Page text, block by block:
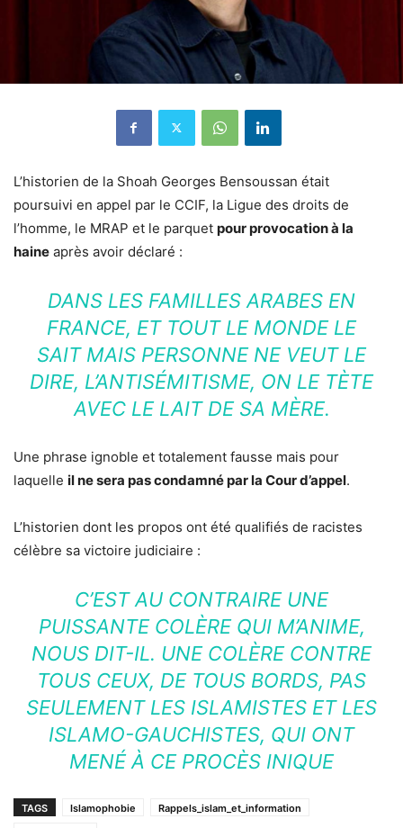
L’historien de la Shoah Georges Bensoussan était
poursuivi en appel par le CCIF, la Ligue des droits de
l’homme, le MRAP et le parquet pour provocation à la
haine après avoir déclaré :
DANS LES FAMILLES ARABES EN
FRANCE, ET TOUT LE MONDE LE
SAIT MAIS PERSONNE NE VEUT LE
DIRE, L’ANTISÉMITISME, ON LE TÈTE
AVEC LE LAIT DE SA MÈRE.
Une phrase ignoble et totalement fausse mais pour
laquelle il ne sera pas condamné par la Cour d’appel.
L’historien dont les propos ont été qualifiés de racistes
célèbre sa victoire judiciaire :
C’EST AU CONTRAIRE UNE
PUISSANTE COLÈRE QUI M’ANIME,
NOUS DIT-IL. UNE COLÈRE CONTRE
TOUS CEUX, DE TOUS BORDS, PAS
SEULEMENT LES ISLAMISTES ET LES
ISLAMO-GAUCHISTES, QUI ONT
MENÉ À CE PROCÈS INIQUE
TAGS Islamophobie
Rappels_islam_et_information